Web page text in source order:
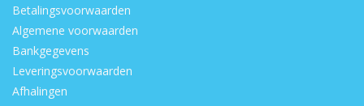
Betalingsvoorwaarden
Algemene voorwaarden
Bankgegevens
Leveringsvoorwaarden
Afhalingen